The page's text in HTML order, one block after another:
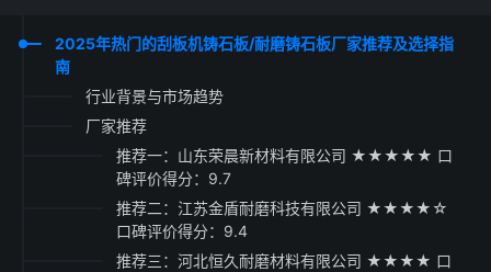
2025年热门的刮板机铸石板/耐磨铸石板厂家推荐及选择指
南
行业背景与市场趋势
厂家推荐
推荐一：山东荣晨新材料有限公司 ★★★★★ 口
碑评价得分：9.7
推荐二：江苏金盾耐磨科技有限公司 ★★★★☆
口碑评价得分：9.4
推荐三：河北恒久耐磨材料有限公司 ★★★★ 口